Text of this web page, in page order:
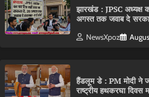
झारखंड : JPSC अध्यक्ष
अगस्त तक जवाब दे
NewsXpoz
हैंडलूम डे : PM मोदी ने
राष्ट्रीय हथकरघा दिवस